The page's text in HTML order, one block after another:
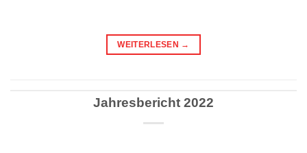
WEITERLESEN →
Jahresbericht 2022